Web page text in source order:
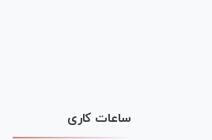
ساعات کاری